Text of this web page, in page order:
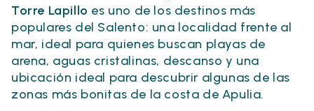
Torre Lapillo es uno de los destinos más
populares del Salento: una localidad frente al
mar, ideal para quienes buscan playas de
arena, aguas cristalinas, descanso y una
ubicación ideal para descubrir algunas de las
zonas más bonitas de la costa de Apulia.